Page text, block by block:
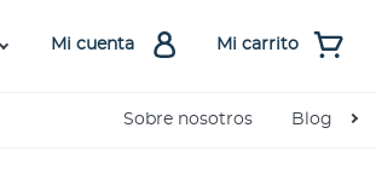
Mi cuenta Mi carrito
Sobre nosotros Blog